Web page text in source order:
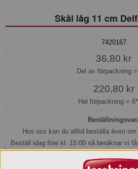
Skål låg 11 cm
7420167
36,80 kr
Del av förpackning =
220,80 kr
Hel förpackning =
Hos oss kan du alltid beställa även
Beställ idag före kl. 15:00 så beräknar vi
Transporttid till Dig som